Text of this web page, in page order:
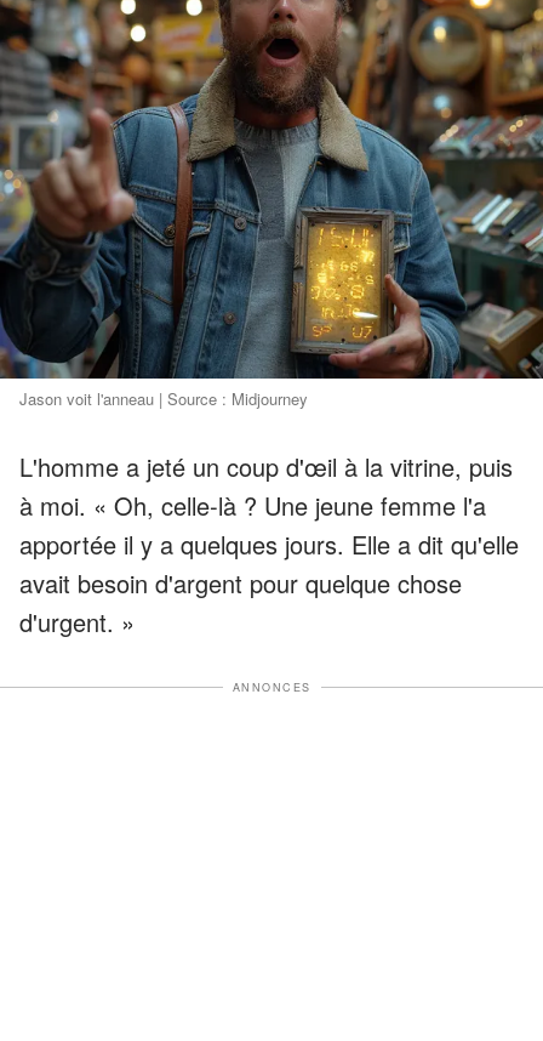
Jason voit l'anneau | Source : Midjourney
L'homme a jeté un coup d'œil à la vitrine, puis
à moi. « Oh, celle-là ? Une jeune femme l'a
apportée il y a quelques jours. Elle a dit qu'elle
avait besoin d'argent pour quelque chose
d'urgent. »
ANNONCES